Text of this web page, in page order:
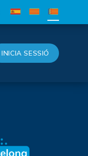
INICIA SESSIÓ